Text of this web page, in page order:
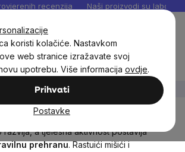
koristi kolačiće. Nastavkom
web stranice izražavate svoj
upotrebu. Više informacija ovdje.
Prihvati
Postavke
recenzija Naši proizvodi su
Za sportsku djecu
djecu
razvija, a tjelesna aktivnost postavlja
prehranu. Rastuići mišići i